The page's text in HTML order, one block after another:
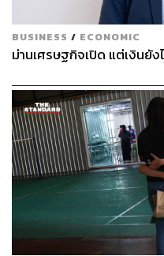
BUSINESS / ECONOMIC
ม่านเศรษฐกิจเปิด แต่เงินยัง